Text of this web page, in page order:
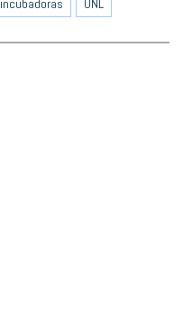
incubadoras UNL